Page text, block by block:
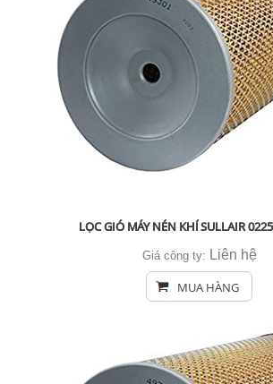
LỌC GIÓ MÁY NÉN KHÍ SULLAIR
Giá công ty: Liên hệ
MUA HÀNG